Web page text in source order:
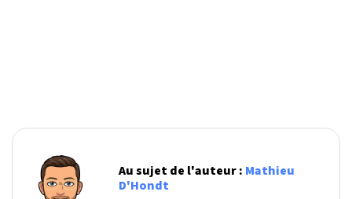
Au sujet de l'auteur : Mathieu
D'Hondt